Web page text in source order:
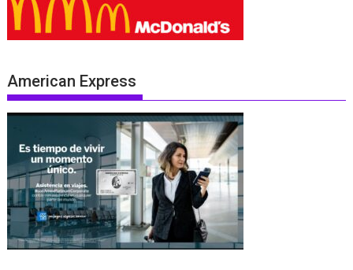
American Express